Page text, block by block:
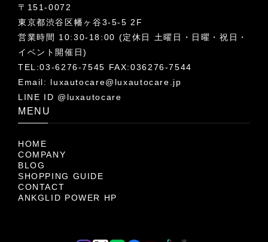
〒151-0072
東京都渋谷区幡ヶ谷3-5-5 2F
営業時間 10:30-18:00 (定休日 土曜日・日曜・祝日・
イベント開催日)
TEL:03-6276-7545 FAX:036276-7544
Email: luxautocare@luxautocare.jp
LINE ID @luxautocare
MENU
HOME
COMPANY
BLOG
SHOPPING GUIDE
CONTACT
ANKGLID POWER HP